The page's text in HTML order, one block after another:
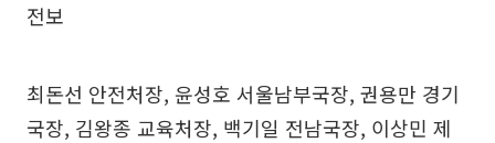
전보
최돈선 안전처장, 윤성호 서울남부국장, 권용만 경기
국장, 김왕종 교육처장, 백기일 전남국장, 이상민 제